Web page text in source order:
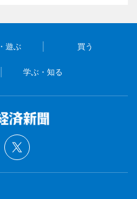
遊ぶ 買う
学ぶ・知る